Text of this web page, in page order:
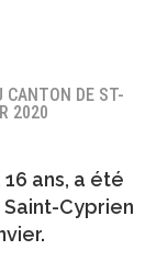
CANTON DE ST-
2020
16 ans, a été
Cyprien